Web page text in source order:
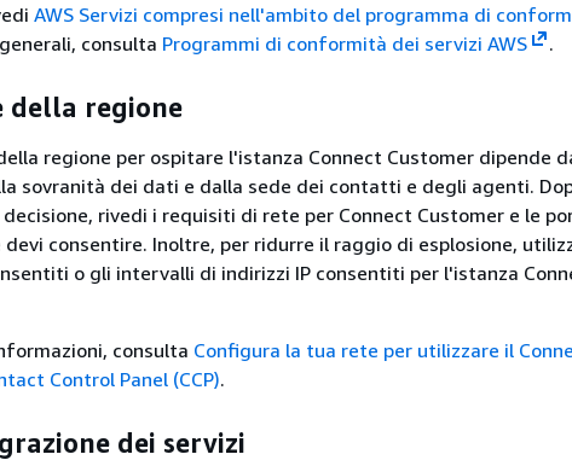
AWS Servizi compresi nell'ambito del programma di
consulta Programmi di conformità dei servizi AWS .
della regione
regione per ospitare l'istanza Connect Customer dipende
sovranità dei dati e dalla sede dei contatti e degli agenti.
rivedi i requisiti di rete per Connect Customer e le
devi consentire. Inoltre, per ridurre il raggio di esplosione,
o gli intervalli di indirizzi IP consentiti per l'istanza
consulta Configura la tua rete per utilizzare il
Control Panel (CCP).
dei servizi